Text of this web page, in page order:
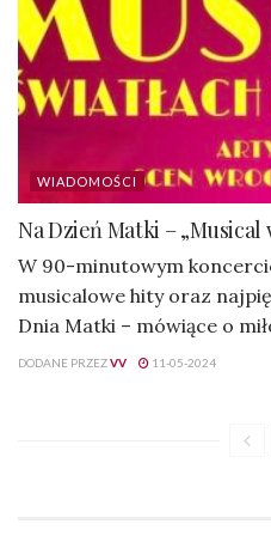
WIADOMOŚCI
Na Dzień Matki – „Musical
W 90-minutowym
musicalowe hity oraz
Dnia Matki – mówiące o
DODANE PRZEZVV 11-05-2024